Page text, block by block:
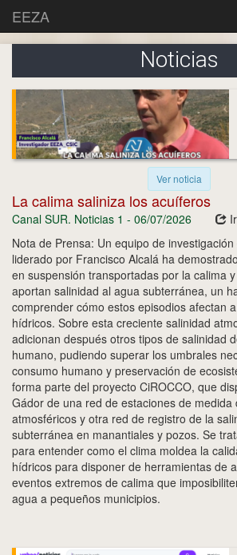
EEZA
Noticias
Ver noticia
La calima saliniza los acuíferos
Canal SUR. Noticias 1 - 06/07/2026
Nota de Prensa: Un equipo de
liderado por Francisco Alcalá ha
en suspensión transportadas por la calima
aportan salinidad al agua subterránea, un
comprender cómo estos episodios afectan
hídricos. Sobre esta creciente salinidad
adicionan después otros tipos de salinidad
humano, pudiendo superar los umbrales
consumo humano y preservación de
forma parte del proyecto CiROCCO, que
Gádor de una red de estaciones de medida
atmosféricos y otra red de registro de la
subterránea en manantiales y pozos. Se
para entender como el clima moldea la
hídricos para disponer de herramientas de
eventos extremos de calima que
agua a pequeños municipios.